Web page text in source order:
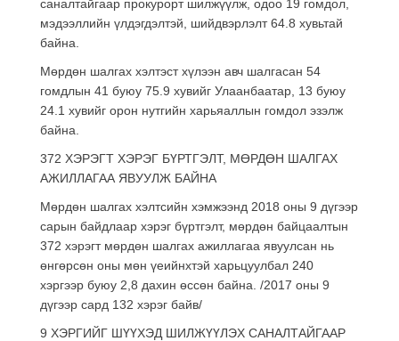
саналтайгаар прокурорт шилжүүлж, одоо 19 гомдол,
мэдээллийн үлдэгдэлтэй, шийдвэрлэлт 64.8 хувьтай
байна.
Мөрдөн шалгах хэлтэст хүлээн авч шалгасан 54
гомдлын 41 буюу 75.9 хувийг Улаанбаатар, 13 буюу
24.1 хувийг орон нутгийн харьяаллын гомдол эзэлж
байна.
372 ХЭРЭГТ ХЭРЭГ БҮРТГЭЛТ, МӨРДӨН ШАЛГАХ
АЖИЛЛАГАА ЯВУУЛЖ БАЙНА
Мөрдөн шалгах хэлтсийн хэмжээнд 2018 оны 9 дүгээр
сарын байдлаар хэрэг бүртгэлт, мөрдөн байцаалтын
372 хэрэгт мөрдөн шалгах ажиллагаа явуулсан нь
өнгөрсөн оны мөн үеийнхтэй харьцуулбал 240
хэргээр буюу 2,8 дахин өссөн байна. /2017 оны 9
дүгээр сард 132 хэрэг байв/
9 ХЭРГИЙГ ШҮҮХЭД ШИЛЖҮҮЛЭХ САНАЛТАЙГААР